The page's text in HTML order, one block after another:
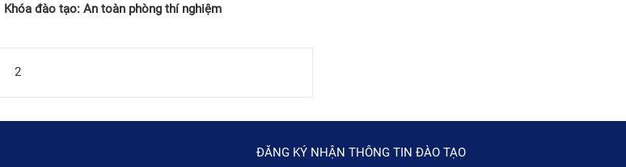
Khóa đào tạo: An toàn phòng thí nghiệm
2
ĐĂNG KÝ NHẬN THÔNG TIN ĐÀO TẠO